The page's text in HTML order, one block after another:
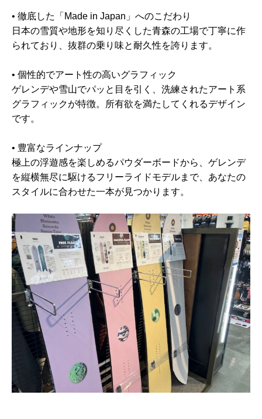
• 徹底した「Made in Japan」へのこだわり
日本の雪質や地形を知り尽くした青森の工場で丁寧に作
られており、抜群の乗り味と耐久性を誇ります。
• 個性的でアート性の高いグラフィック
ゲレンデや雪山でパッと目を引く、洗練されたアート系
グラフィックが特徴。所有欲を満たしてくれるデザイン
です。
• 豊富なラインナップ
極上の浮遊感を楽しめるパウダーボードから、ゲレンデ
を縦横無尽に駆けるフリーライドモデルまで、あなたの
スタイルに合わせた一本が見つかります。